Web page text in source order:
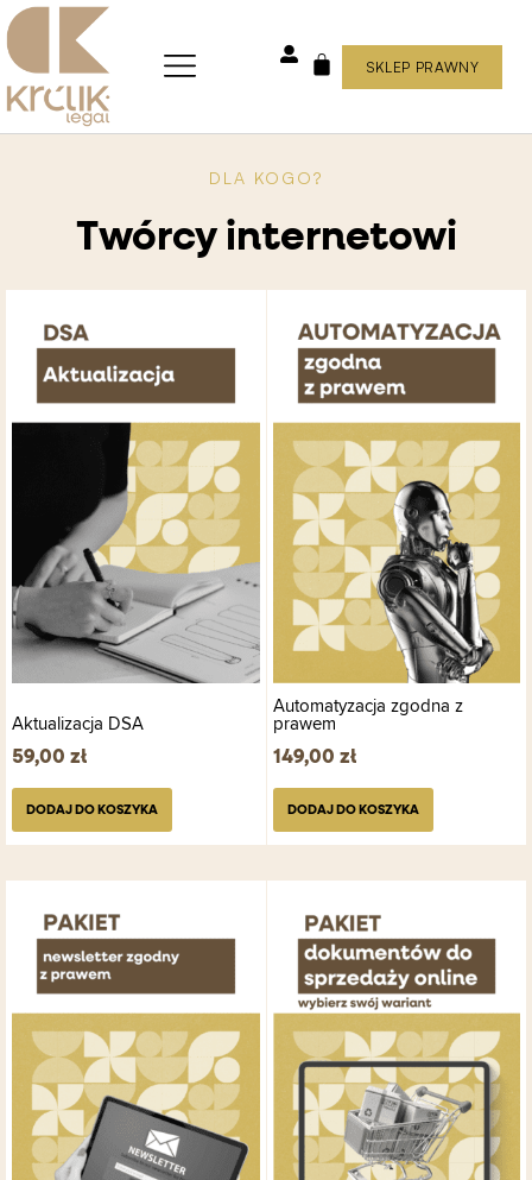
Skip
to
content
WÓZEK
SKLEP PRAWNY
DLA KOGO?
Twórcy internetowi
Aktualizacja DSA
59,00 zł
DODAJ DO KOSZYKA
Automatyzacja zgodna z
prawem
149,00 zł
DODAJ DO KOSZYKA
produkt
ma
wiele
wariantów.
Opcje
można
wybrać
na
stronie
produktu